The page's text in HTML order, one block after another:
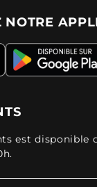
NOTRE
est disponible